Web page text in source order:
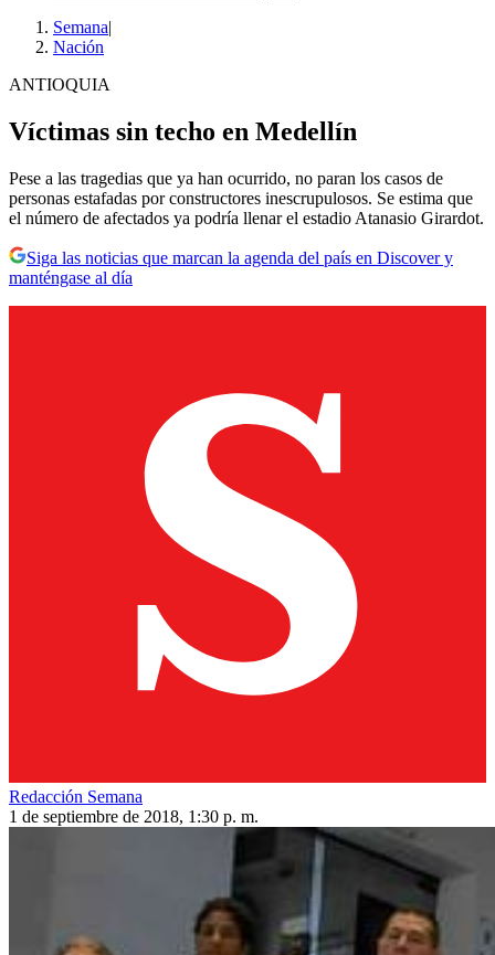
Semana|
Nación
ANTIOQUIA
Víctimas sin techo en Medellín
Pese a las tragedias que ya han ocurrido, no paran los casos de
personas estafadas por constructores inescrupulosos. Se estima que
el número de afectados ya podría llenar el estadio Atanasio Girardot.
Siga las noticias que marcan la agenda del país en Discover y
manténgase al día
Redacción Semana
1 de septiembre de 2018, 1:30 p. m.